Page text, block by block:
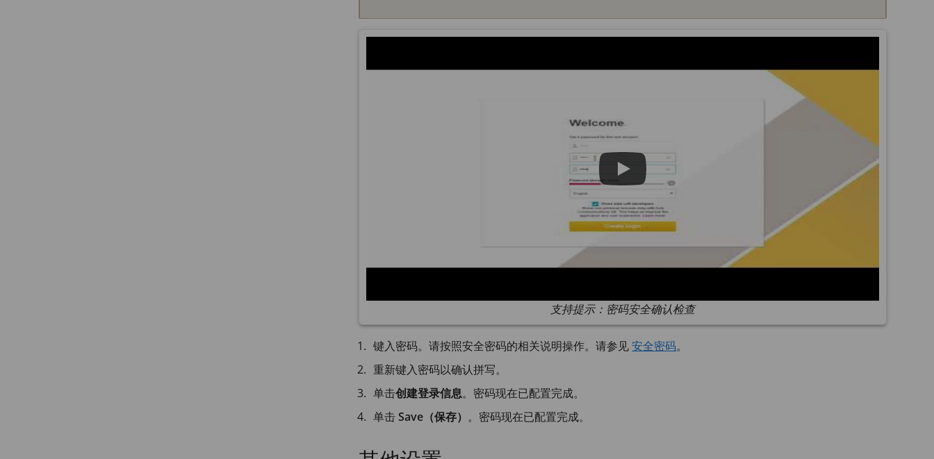
支持提示：密码安全确认检查
键入密码。请按照安全密码的相关说明操作。请参见安全密码。
重新键入密码以确认拼写。
单击创建登录信息。密码现在已配置完成。
单击Save（保存） 。密码现在已配置完成。